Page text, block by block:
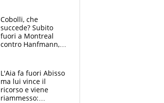
Cobolli, che
succede? Subito
fuori a Montreal
contro Hanfmann,
L'Aia fa fuori Abisso
ma lui vince il
ricorso e viene
riammesso: